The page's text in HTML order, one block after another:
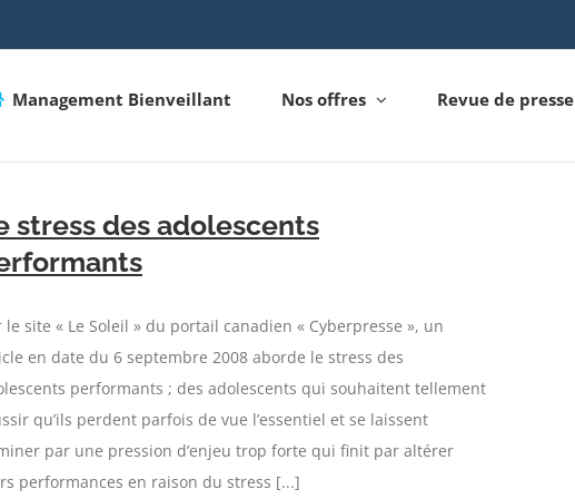
Management Bienveillant Nos offres Revue de presse
stress des adolescents
le site « Le Soleil » du portail canadien « Cyberpresse », un
en date du 6 septembre 2008 aborde le stress des
performants ; des adolescents qui souhaitent tellement
qu’ils perdent parfois de vue l’essentiel et se laissent
par une pression d’enjeu trop forte qui finit par altérer
performances en raison du stress [...]